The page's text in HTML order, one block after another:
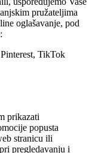
pružateljima
oglašavanje, pod
TikTok
prikazati
popusta
stranicu ili
pregledavanju i